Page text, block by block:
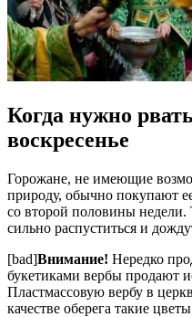
Когда нужно
воскресенье
Горожане, не имеющие
природу, обычно покупают
со второй половины
сильно распуститься и
[bad]Внимание! Нередко
букетиками вербы продают
Пластмассовую вербу в
качестве оберега такие